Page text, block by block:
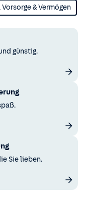
& Vermögen
günstig.
Sie lieben.